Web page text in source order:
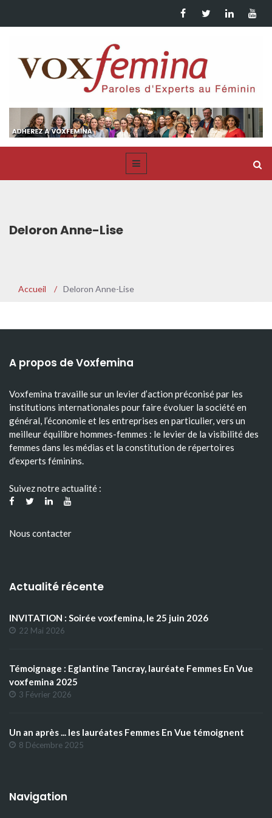
Deloron Anne-Lise
Accueil / Deloron Anne-Lise
A propos de Voxfemina
Voxfemina travaille sur un levier d’action préconisé par les
institutions internationales pour faire évoluer la société en
général, l’économie et les entreprises en particulier, vers un
meilleur équilibre hommes-femmes : le levier de la visibilité des
femmes dans les médias et la constitution de répertoires
d’experts féminins.
Suivez notre actualité :
Nous contacter
Actualité récente
INVITATION : Soirée voxfemina, le 25 juin 2026
22 Mai 2026
Témoignage : Eglantine Tancray, lauréate Femmes En Vue
voxfemina 2025
3 Février 2026
Un an après ... les lauréates Femmes En Vue témoignent
8 Décembre 2025
Navigation